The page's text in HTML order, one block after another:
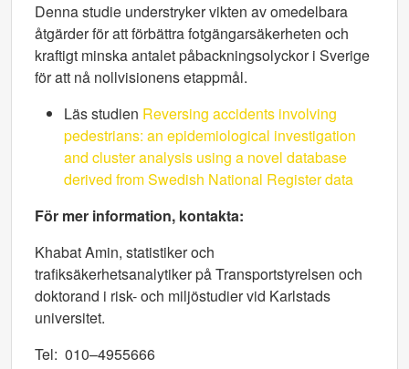
Denna studie understryker vikten av omedelbara
åtgärder för att förbättra fotgängarsäkerheten och
kraftigt minska antalet påbackningsolyckor i Sverige
för att nå nollvisionens etappmål.
Läs studien Reversing accidents involving
pedestrians: an epidemiological investigation
and cluster analysis using a novel database
derived from Swedish National Register data
För mer information, kontakta:
Khabat Amin, statistiker och
trafiksäkerhetsanalytiker på Transportstyrelsen och
doktorand i risk- och miljöstudier vid Karlstads
universitet.
Tel: 010–4955666